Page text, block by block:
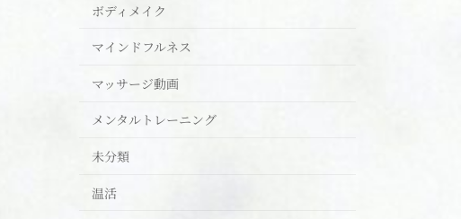
ボディメイク
マインドフルネス
マッサージ動画
メンタルトレーニング
未分類
温活